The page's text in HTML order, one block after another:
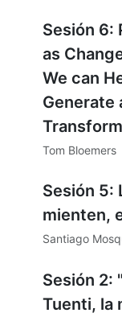
Sesión 6:
as
We can
Generate
Tom Bloemers
Sesión 5:
mienten,
Santiago
Sesión 2:
Tuenti, la